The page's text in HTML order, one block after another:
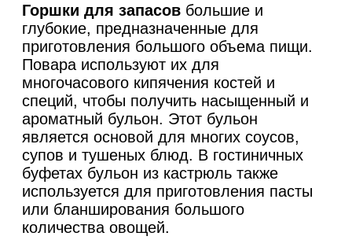
Горшки для запасов большие и
глубокие, предназначенные для
приготовления большого объема пищи.
Повара используют их для
многочасового кипячения костей и
специй, чтобы получить насыщенный и
ароматный бульон. Этот бульон
является основой для многих соусов,
супов и тушеных блюд. В гостиничных
буфетах бульон из кастрюль также
используется для приготовления пасты
или бланширования большого
количества овощей.